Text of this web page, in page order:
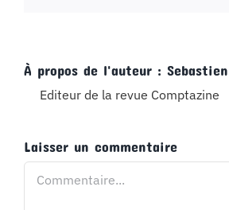
À propos de l'auteur :
Editeur de la revue Comptazine
Laisser un commentaire
Commentaire